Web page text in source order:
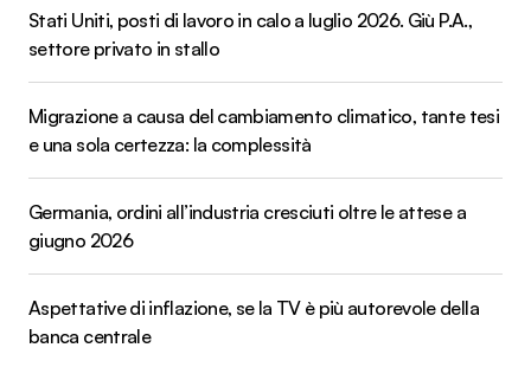
Stati Uniti, posti di lavoro in calo a luglio 2026. Giù P.A.,
settore privato in stallo
Migrazione a causa del cambiamento climatico, tante tesi
e una sola certezza: la complessità
Germania, ordini all’industria cresciuti oltre le attese a
giugno 2026
Aspettative di inflazione, se la TV è più autorevole della
banca centrale